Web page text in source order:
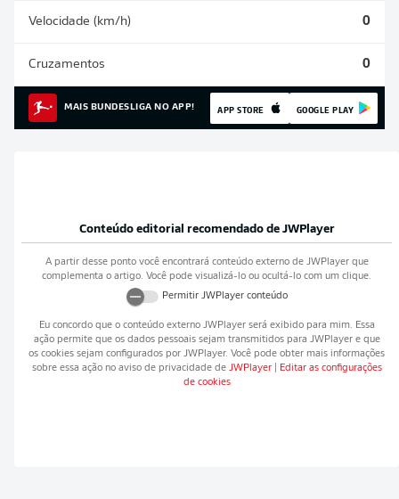
Velocidade (km/h) 0
Cruzamentos 0
MAIS BUNDESLIGA NO APP! APP STORE GOOGLE PLAY
Conteúdo editorial recomendado de JWPlayer
A partir desse ponto você encontrará conteúdo externo de JWPlayerque
complementa o artigo. Você pode visualizá-lo ou ocultá-lo com um clique.
Permitir JWPlayerconteúdo
Eu concordo que o conteúdo externo JWPlayerserá exibido para mim. Essa
ação permite que os dados pessoais sejam transmitidos para JWPlayere que
os cookies sejam configurados por JWPlayer. Você pode obter mais informações
sobre essa ação no aviso de privacidade de JWPlayer
Editar as configurações
de cookies